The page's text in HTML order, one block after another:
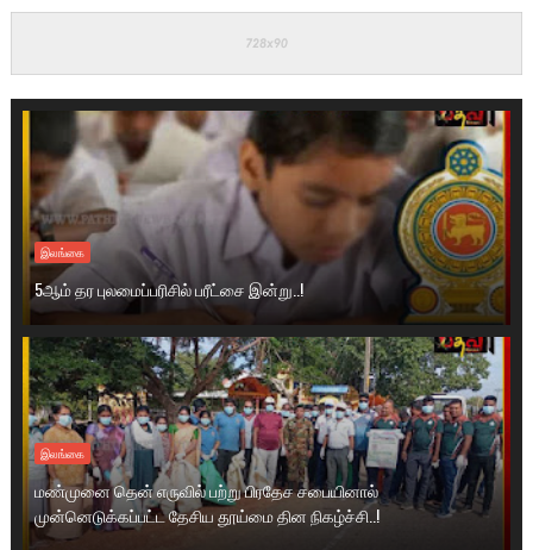
இலங்கை
5ஆம் தர புலமைப்பரிசில் பரீட்சை இன்று..!
இலங்கை
மண்முனை தென் எருவில் பற்று பிரதேச சபையினால்
முன்னெடுக்கப்பட்ட தேசிய தூய்மை தின நிகழ்ச்சி..!